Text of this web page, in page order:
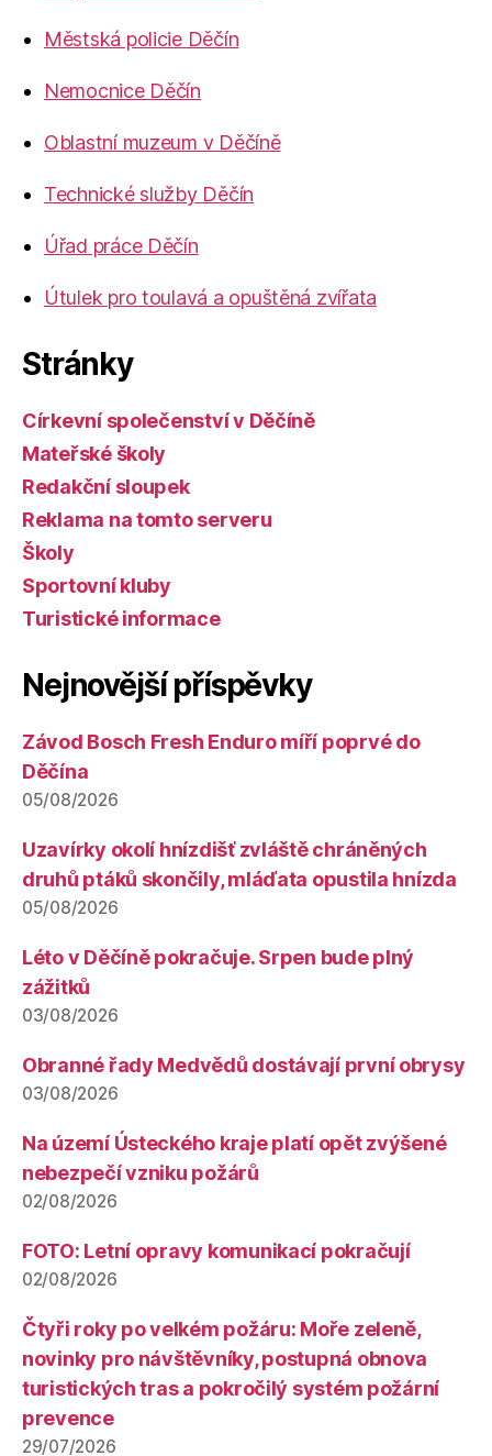
Městská policie Děčín
Nemocnice Děčín
Oblastní muzeum v Děčíně
Technické služby Děčín
Úřad práce Děčín
Útulek pro toulavá a opuštěná zvířata
Stránky
Církevní společenství v Děčíně
Mateřské školy
Redakční sloupek
Reklama na tomto serveru
Školy
Sportovní kluby
Turistické informace
Nejnovější příspěvky
Závod Bosch Fresh Enduro míří poprvé do
Děčína
05/08/2026
Uzavírky okolí hnízdišť zvláště chráněných
druhů ptáků skončily, mláďata opustila hnízda
05/08/2026
Léto v Děčíně pokračuje. Srpen bude plný
zážitků
03/08/2026
Obranné řady Medvědů dostávají první obrysy
03/08/2026
Na území Ústeckého kraje platí opět zvýšené
nebezpečí vzniku požárů
02/08/2026
FOTO: Letní opravy komunikací pokračují
02/08/2026
Čtyři roky po velkém požáru: Moře zeleně,
novinky pro návštěvníky, postupná obnova
turistických tras a pokročilý systém požární
prevence
29/07/2026